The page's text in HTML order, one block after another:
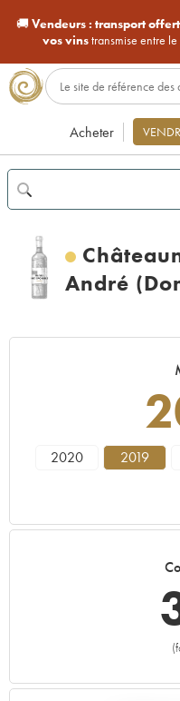
🚚Vendeurs : transport
vos vinstransmise entre
Acheter
André
2020 2019